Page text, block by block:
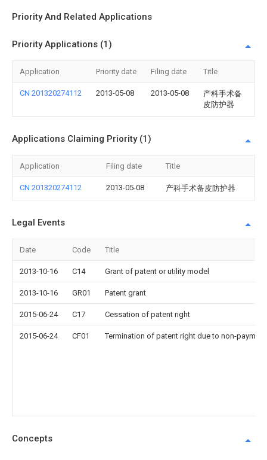
Priority And Related Applications
Priority Applications (1)
Application Priority date Filing date Title
CN 201320274112 2013-05-08 2013-05-08
产科手术备
皮防护器
Applications Claiming Priority (1)
Application Filing date Title
CN 201320274112 2013-05-08 产科手术备皮防护器
Legal Events
Date Code Title
2013-10-16 C14 Grant of patent or utility model
2013-10-16 GR01 Patent grant
2015-06-24 C17 Cessation of patent right
2015-06-24 CF01 Termination of patent right due to non-
Concepts